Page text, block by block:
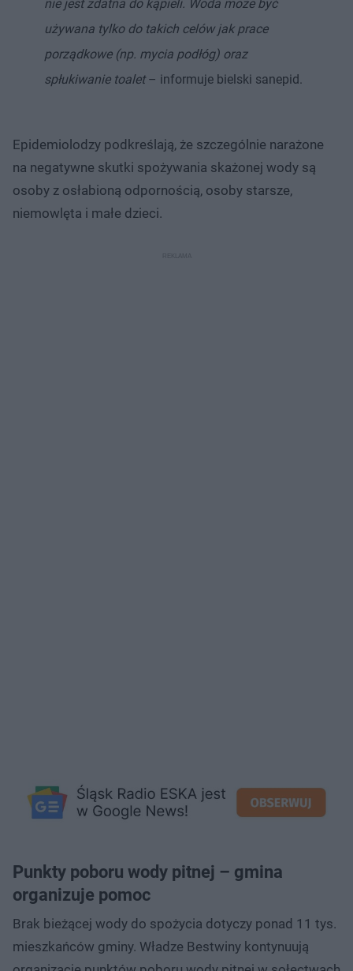
nie jest zdatna do kąpieli. Woda może być
używana tylko do takich celów jak prace
porządkowe (np. mycia podłóg) oraz
spłukiwanie toalet– informuje bielski sanepid.
Epidemiolodzy podkreślają, że szczególnie narażone
na negatywne skutki spożywania skażonej wody są
osoby z osłabioną odpornością, osoby starsze,
niemowlęta i małe dzieci.
Punkty poboru wody pitnej – gmina
organizuje pomoc
Brak bieżącej wody do spożycia dotyczy ponad 11 tys.
mieszkańców gminy. Władze Bestwiny kontynuują